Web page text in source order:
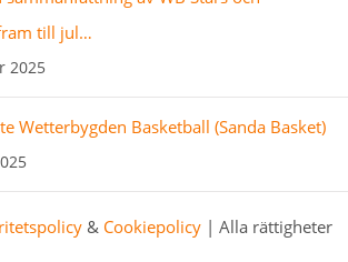
till jul…
2025
Wetterbygden Basketball (Sanda Basket)
& Cookiepolicy | Alla rättigheter